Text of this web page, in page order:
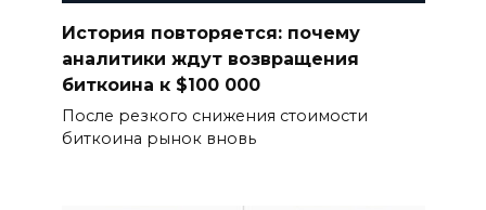
История повторяется: почему
аналитики ждут возвращения
биткоина к $100 000
После резкого снижения стоимости
биткоина рынок вновь